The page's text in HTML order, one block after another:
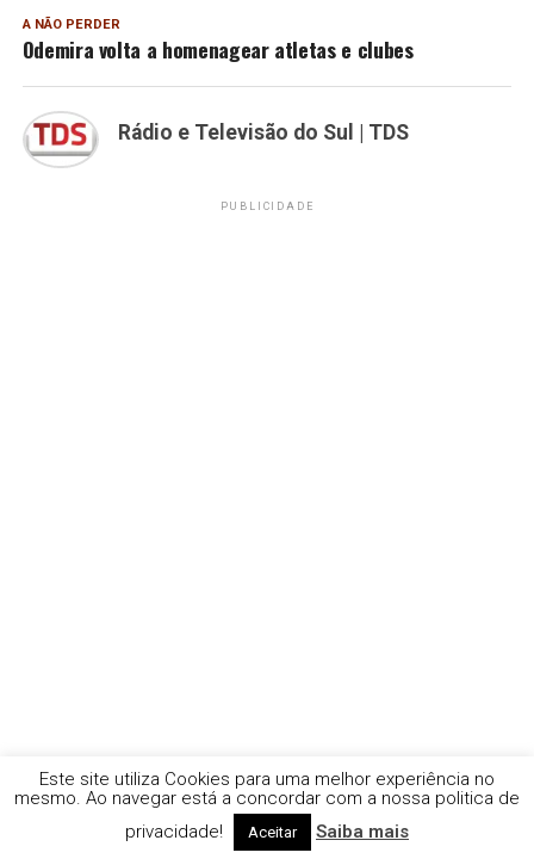
A NÃO PERDER
Odemira volta a homenagear atletas e clubes
Rádio e Televisão do Sul | TDS
PUBLICIDADE
Este site utiliza Cookies para uma melhor experiência no
mesmo. Ao navegar está a concordar com a nossa politica de
privacidade!
Aceitar Saiba mais